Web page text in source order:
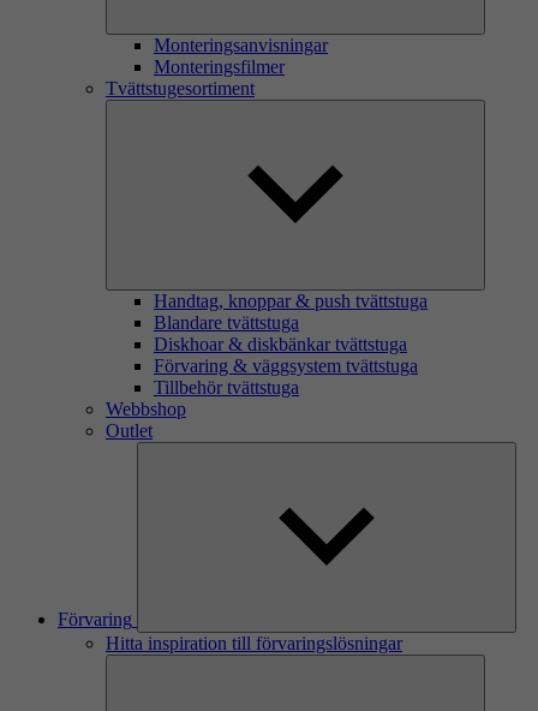
Monteringsanvisningar
Monteringsfilmer
Tvättstugesortiment
Handtag, knoppar & push tvättstuga
Blandare tvättstuga
Diskhoar & diskbänkar tvättstuga
Förvaring & väggsystem tvättstuga
Tillbehör tvättstuga
Webbshop
Outlet
Förvaring
Hitta inspiration till förvaringslösningar